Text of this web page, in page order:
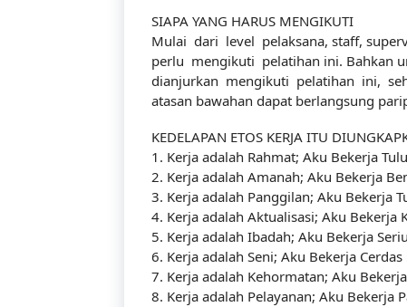
SIAPA YANG HARUS MENGIKUTI
Mulai dari level pelaksana, staff,
perlu mengikuti pelatihan ini. Bahkan
dianjurkan mengikuti pelatihan ini,
atasan bawahan dapat berlangsung
KEDELAPAN ETOS KERJA ITU
1. Kerja adalah Rahmat; Aku Bekerja
2. Kerja adalah Amanah; Aku Bekerja
3. Kerja adalah Panggilan; Aku Bekerja
4. Kerja adalah Aktualisasi; Aku Bekerja
5. Kerja adalah Ibadah; Aku Bekerja
6. Kerja adalah Seni; Aku Bekerja
7. Kerja adalah Kehormatan; Aku
8. Kerja adalah Pelayanan; Aku Bekerja